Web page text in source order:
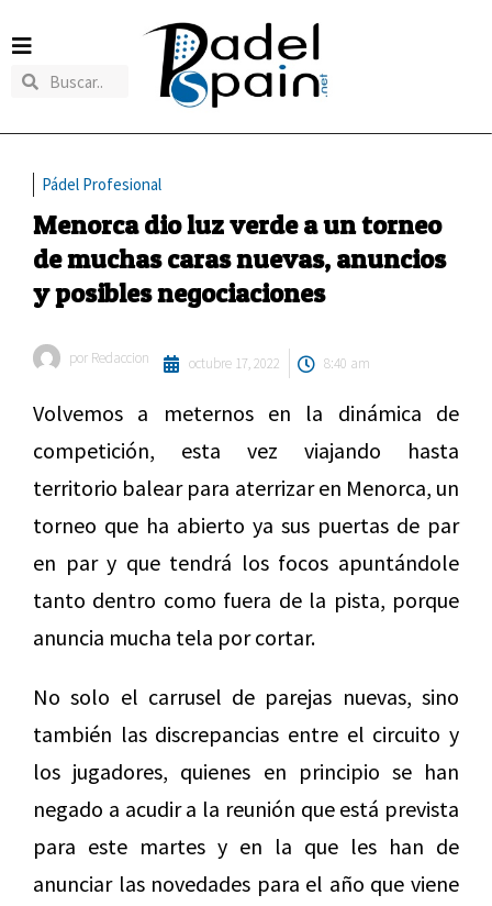
Pádel Profesional
Menorca dio luz verde a un torneo
de muchas caras nuevas, anuncios
y posibles negociaciones
por Redaccion octubre 17, 2022 8:40 am
Volvemos a meternos en la dinámica de
competición, esta vez viajando hasta
territorio balear para aterrizar en Menorca, un
torneo que ha abierto ya sus puertas de par
en par y que tendrá los focos apuntándole
tanto dentro como fuera de la pista, porque
anuncia mucha tela por cortar.
No solo el carrusel de parejas nuevas, sino
también las discrepancias entre el circuito y
los jugadores, quienes en principio se han
negado a acudir a la reunión que está prevista
para este martes y en la que les han de
anunciar las novedades para el año que viene